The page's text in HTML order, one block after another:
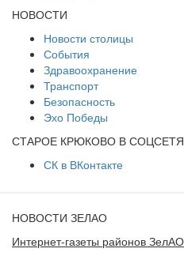
НОВОСТИ
Новости столицы
События
Здравоохранение
Транспорт
Безопасность
Эхо Победы
СТАРОЕ КРЮКОВО В
СК в ВКонтакте
НОВОСТИ ЗЕЛАО
Интернет-газеты районов ЗелАО